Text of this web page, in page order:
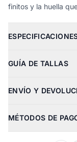
finitos y la huella
GUÍA DE TALLAS
ENVÍO Y
MÉTODOS DE